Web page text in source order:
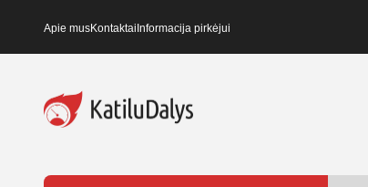
Apie musKontaktaiInformacija pirkėjui